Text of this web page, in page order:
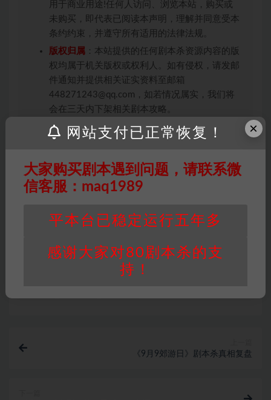
用于商业用途!任何人访问、浏览本站，购买或
未购买，即代表已阅读本声明，理解并同意受本
条约约束，并遵守所有适用的法律法规。
版权归属 ：本站提供的任何剧本杀资源内容的版
权均属于机关版权或权利人。如有侵权，请发邮
件通知并提供相关证实资料至邮箱
448271243@qq.com，如若情况属实，我们将
会在三天内下架相关剧本攻略。
积分说明∶剧本杀下载所需积分非剧本杀资源自
身价值，本站积分为本站收取的赞助费，用于本
用。
重要提醒∶任何情况下，本站及相关人士对于访
承担任何责任。未经许可的【搬运】和【账号共
《9月9郊游日》剧本杀真相复盘
×
网站支付已正常恢复！
大家购买剧本遇到问题，请联系微
信客服：maq1989
平本台已稳定运行五年多
感谢大家对80剧本杀的支
持！